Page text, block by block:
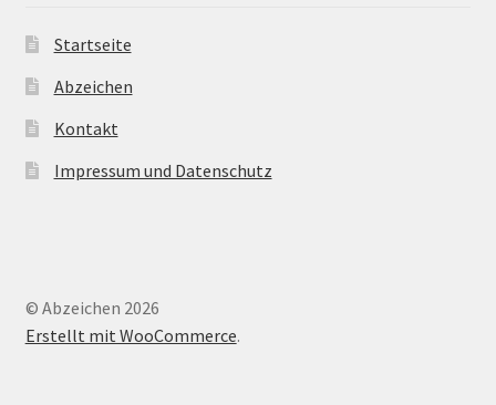
Startseite
Abzeichen
Kontakt
Impressum und Datenschutz
© Abzeichen 2026
Erstellt mit WooCommerce.